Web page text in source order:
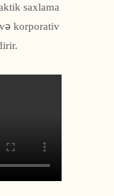
saxlama
korporativ